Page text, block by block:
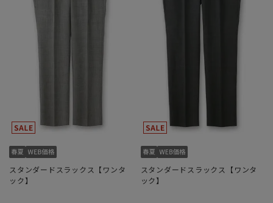
スタンダードスラックス【ワンタ
ック】
スタンダードスラックス【ワンタ
ック】